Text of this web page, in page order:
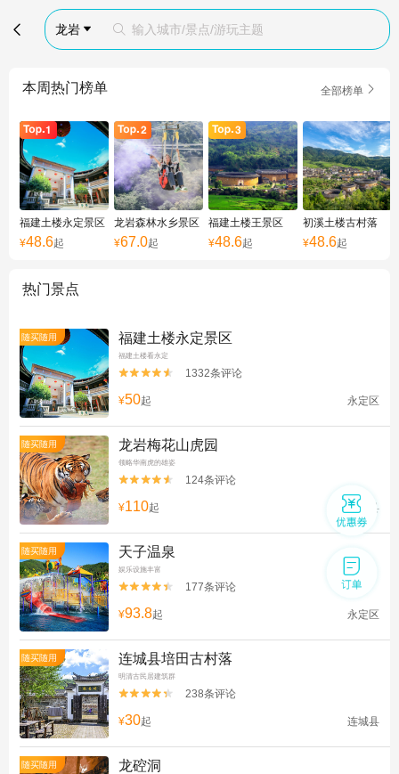
 龙岩   输入城市/景点/游玩主题
本周热门榜单 全部榜单 
福建土楼永定景区
¥48.6起
龙岩森林水乡景区
¥67.0起
福建土楼王景区
¥48.6起
初溪土楼古村落
¥48.6起
热门景点
随买随用 福建土楼永定景区
福建土楼看永定

 1332条评论
¥50起 永定区
随买随用 龙岩梅花山虎园
领略华南虎的雄姿

 124条评论
¥110起 上杭县
随买随用 天子温泉
娱乐设施丰富

 177条评论
¥93.8起 永定区
随买随用 连城县培田古村落
明清古民居建筑群

 238条评论
¥30起 连城县
随买随用 龙硿洞